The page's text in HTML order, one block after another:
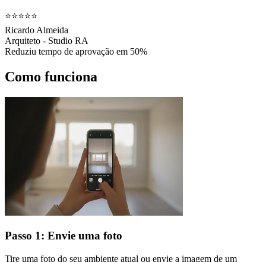
⭐⭐⭐⭐⭐
Ricardo Almeida
Arquiteto - Studio RA
Reduziu tempo de aprovação em 50%
Como funciona
Passo 1: Envie uma foto
Tire uma foto do seu ambiente atual ou envie a imagem de um